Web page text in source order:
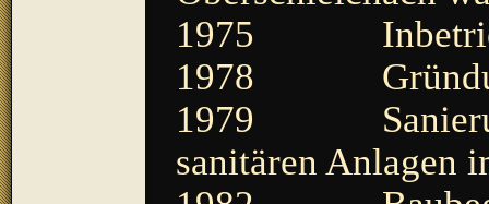
1975
1978
1979
sanitären Anlagen